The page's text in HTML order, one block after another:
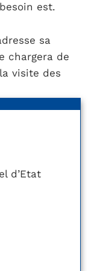
est.
sa
chargera de
visite des
d’Etat